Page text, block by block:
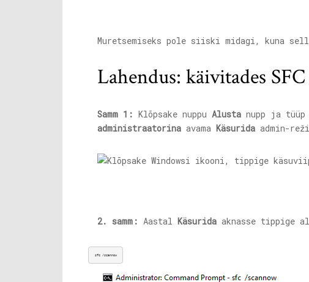
Muretsemiseks pole siiski midagi, kuna
Lahendus: käivitades
Samm 1: Klõpsake nuppu Alusta nupp ja tüüp
administraatorina avama Käsurida admin-
2. samm: Aastal Käsurida aknasse tippige
sfc /scannow